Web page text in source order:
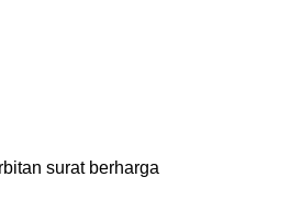
surat berharga